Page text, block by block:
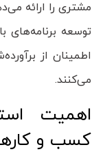
مشتری را ارائه
توسعه برنامه‌های
اطمینان از
می‌کنند.
اهمیت
کسب و